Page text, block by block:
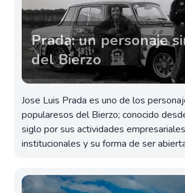
Prada: un personaje
del Bierzo
Jose Luis Prada es uno de los
popularesos del Bierzo; conocido
siglo por sus actividades
institucionales y su forma de ser